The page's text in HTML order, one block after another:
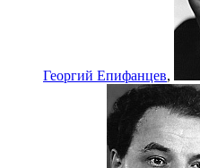
Георгий Епифанцев,